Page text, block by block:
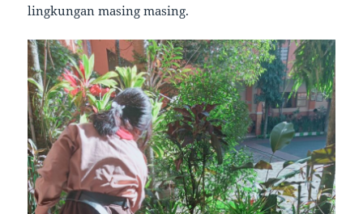
lingkungan masing masing.